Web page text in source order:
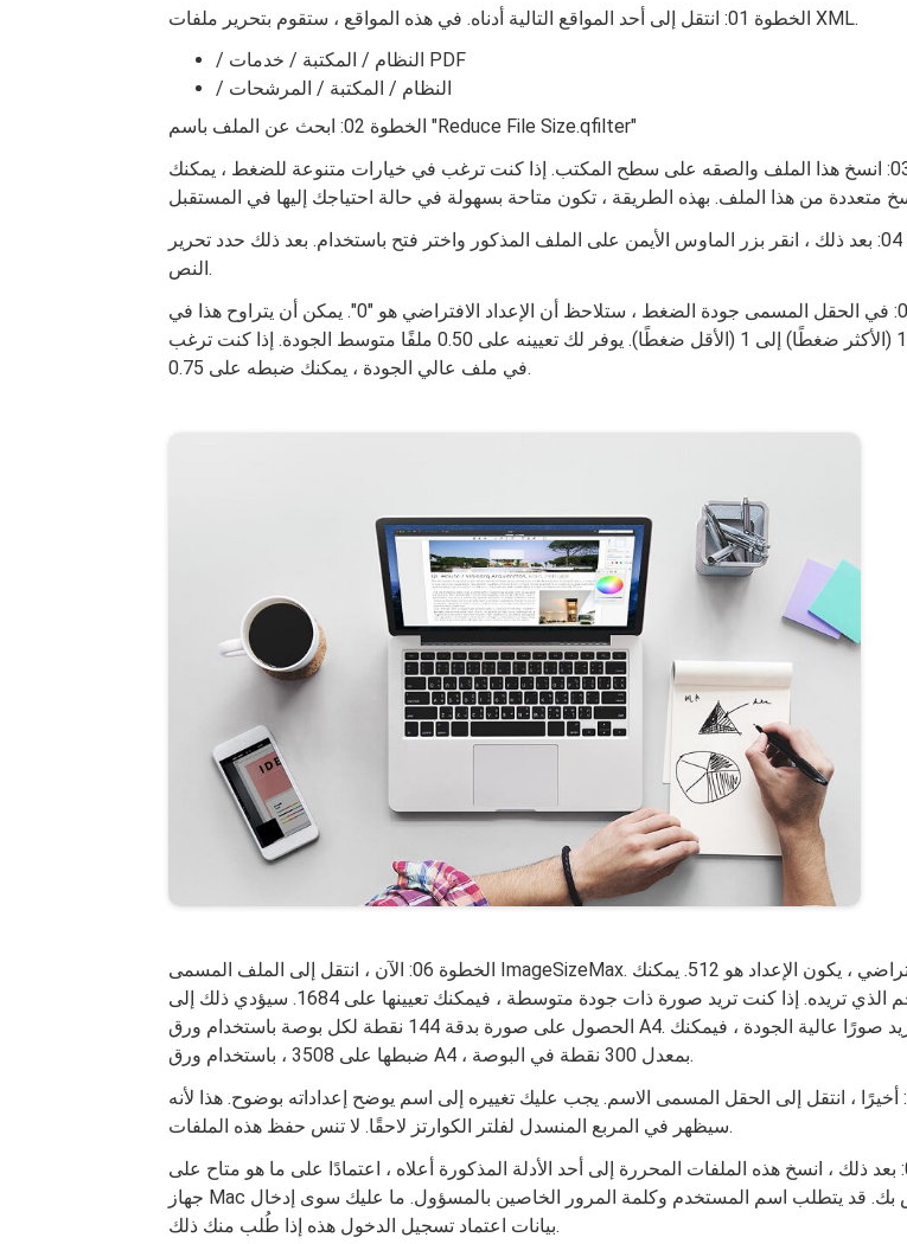
الخطوة 01: انتقل إلى أحد المواقع التالية أدناه. في هذه المواقع ، ستقوم بتحرير ملفات XML.
/ النظام / المكتبة / خدمات PDF
/ النظام / المكتبة / المرشحات
الخطوة 02: ابحث عن الملف باسم "Reduce File Size.qfilter"
الخطوة 03: انسخ هذا الملف والصقه على سطح المكتب. إذا كنت ترغب في خيارات متنوعة للضغط ، يمكنك
الخطوة 04: بعد ذلك ، انقر بزر الماوس الأيمن على الملف المذكور واختر فتح باستخدام. بعد ذلك حدد تحرير
النص.
الخطوة 05: في الحقل المسمى جودة الضغط ، ستلاحظ أن الإعداد الافتراضي هو "0". يمكن أن يتراوح هذا في
الواقع من -1 (الأكثر ضغطًا) إلى 1 (الأقل ضغطًا). يوفر لك تعيينه على 0.50 ملفًا متوسط ​​الجودة. إذا كنت ترغب
في ملف عالي الجودة ، يمكنك ضبطه على 0.75.
الخطوة 06: الآن ، انتقل إلى الملف المسمى ImageSizeMax. بشكل افتراضي ، يكون الإعداد هو 512. يمكنك
تعيين الحجم الذي تريده. إذا كنت تريد صورة ذات جودة متوسطة ، فيمكنك تعيينها على 1684. سيؤدي ذلك إلى
الحصول على صورة بدقة 144 نقطة لكل بوصة باستخدام ورق A4. إذا كنت تريد صورًا عالية الجودة ، فيمكنك
ضبطها على 3508 ، باستخدام ورق A4 ، بمعدل 300 نقطة في البوصة.
الخطوة 07: أخيرًا ، انتقل إلى الحقل المسمى الاسم. يجب عليك تغييره إلى اسم يوضح إعداداته بوضوح. هذا لأنه
سيظهر في المربع المنسدل لفلتر الكوارتز لاحقًا. لا تنس حفظ هذه الملفات.
الخطوة 08: بعد ذلك ، انسخ هذه الملفات المحررة إلى أحد الأدلة المذكورة أعلاه ، اعتمادًا على ما هو متاح على
جهاز Mac الخاص بك. قد يتطلب اسم المستخدم وكلمة المرور الخاصين بالمسؤول. ما عليك سوى إدخال
بيانات اعتماد تسجيل الدخول هذه إذا طُلب منك ذلك.